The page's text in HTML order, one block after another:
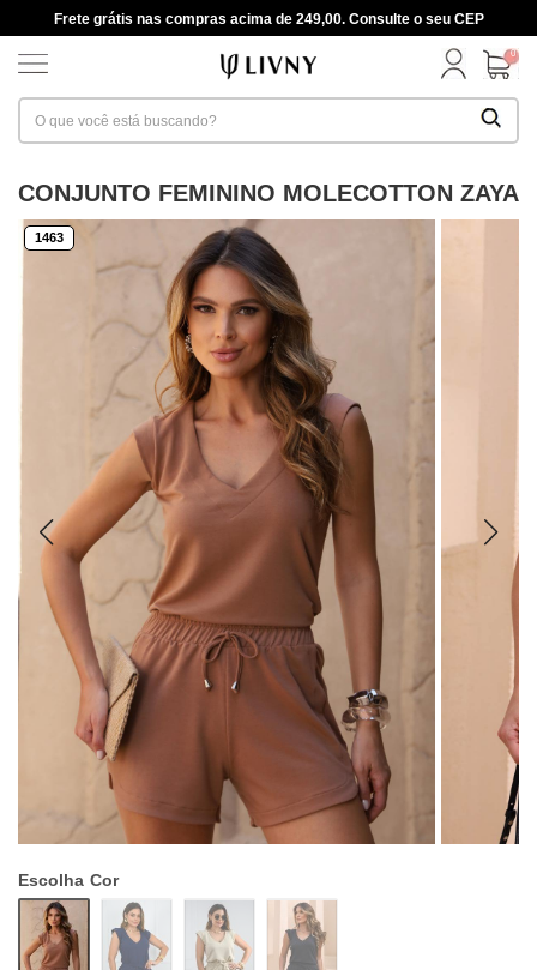
Frete grátis nas compras acima de 249,00. Consulte o seu CEP
0
CONJUNTO FEMININO MOLECOTTON ZAYA
1463
Escolha Cor